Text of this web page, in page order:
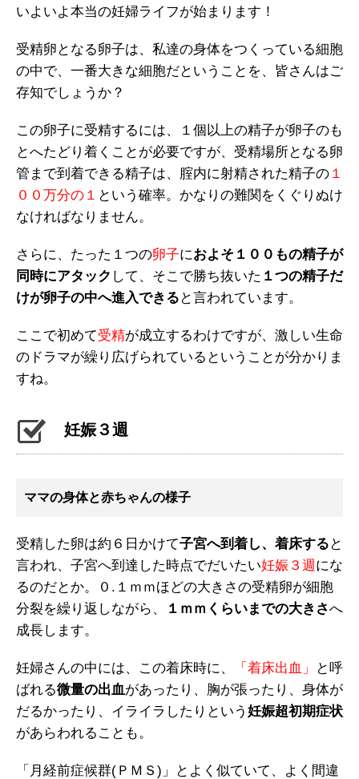
いよいよ本当の妊婦ライフが始まります！
受精卵となる卵子は、私達の身体をつくっている細胞
の中で、一番大きな細胞だということを、皆さんはご
存知でしょうか？
この卵子に受精するには、１個以上の精子が卵子のも
とへたどり着くことが必要ですが、受精場所となる卵
管まで到着できる精子は、腟内に射精された精子の １
００万分の１ という確率。かなりの難関をくぐりぬけ
なければなりません。
さらに、たった１つの卵子におよそ１００もの精子が
同時にアタック して、そこで勝ち抜いた １つの精子だ
けが卵子の中へ進入できる と言われています。
ここで初めて受精が成立するわけですが、激しい生命
のドラマが繰り広げられているということが分かりま
すね。
妊娠３週
ママの身体と赤ちゃんの様子
受精した卵は約６日かけて子宮へ到着し、着床する と
言われ、子宮へ到達した時点でだいたい妊娠３週にな
るのだとか。０.１ｍｍほどの大きさの受精卵が細胞
分裂を繰り返しながら、
１ｍｍくらいまでの大きさへ
成長します。
妊婦さんの中には、この着床時に、 「着床出血」
と呼
ばれる微量の出血があったり、胸が張ったり、身体が
だるかったり、イライラしたりという 妊娠超初期症状
があらわれることも。
「月経前症候群(ＰＭＳ)」とよく似ていて、よく間違